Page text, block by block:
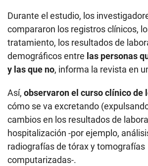
Durante el estudio, los
compararon los registros clínicos,
tratamiento, los resultados de
demográficos entre las personas
y las que no, informa la revista en
Así, observaron el curso clínico de
cómo se va excretando
cambios en los resultados de
hospitalización -por ejemplo,
radiografías de tórax y tomografías
computarizadas-.